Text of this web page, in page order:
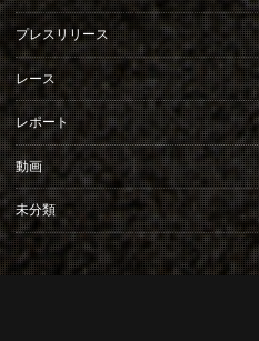
プレスリリース
レース
レポート
動画
未分類